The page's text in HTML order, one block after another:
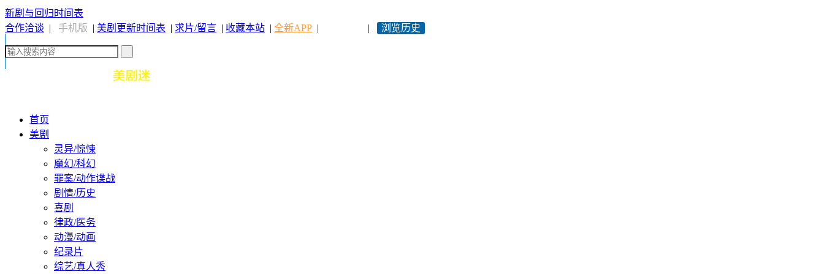
新剧与回归时间表
合作洽谈 | 手机版 | 美剧更新时间表 | 求片/留言 | 收藏本站 | 全新APP | | 浏览历史
首页
美剧
灵异/惊悚
魔幻/科幻
罪案/动作谍战
剧情/历史
喜剧
律政/医务
动漫/动画
纪录片
综艺/真人秀